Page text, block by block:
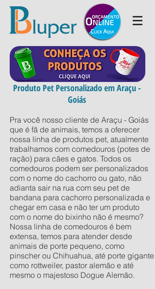
Produto Pet Personalizado em Araçu -
Goiás
Pra você nosso cliente de Araçu - Goiás
que é fã de animais, temos a oferecer
nossa linha de produtos pet, atualmente
trabalhamos com comedouros (potes de
ração) para cães e gatos. Todos os
comedouros podem ser personalizados
com o nome do cachorro ou gato, não
adianta sair na rua com seu pet de
bandana para cachorro personalizada e
chegar em casa e não ter um produto
com o nome do bixinho não é mesmo?
Nossa linha de comedouros é bem
extensa, temos para atender desde
animais de porte pequeno, como
pinscher ou Chihuahua, até porte gigante
como rottweiler, pastor alemão e até
mesmo o majestoso Dogue Alemão.